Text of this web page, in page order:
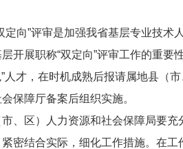
定向”评审是加强我省基层专业技
开展职称“双定向”评审工作的重
人才，在时机成熟后报请属地县（
保障厅备案后组织实施。
市、区）人力资源和社会保障局要
密结合实际，细化工作措施。在